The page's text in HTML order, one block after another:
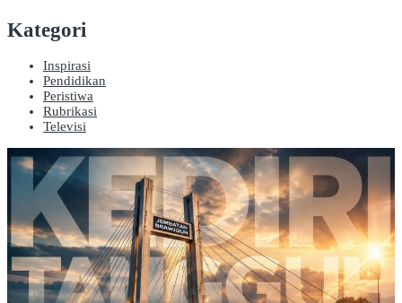
Kategori
Inspirasi
Pendidikan
Peristiwa
Rubrikasi
Televisi